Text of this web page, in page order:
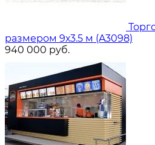
размером 9х3.5 м (A3098)
940 000 руб.